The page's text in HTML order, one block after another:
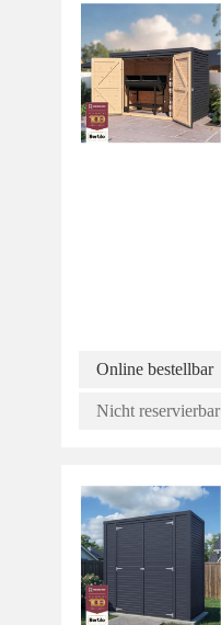
Online bestellbar
Nicht reservierbar